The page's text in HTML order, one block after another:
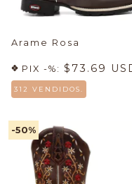
Arame Rosa
PIX -%: $73.69
312 VENDIDOS.
-50%